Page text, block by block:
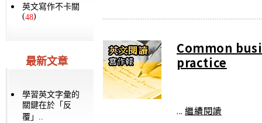
英文寫作不卡關
(48)
最新文章
學習英文字彙的
關鍵在於「反
覆」..
Common
practice
...繼續閱讀